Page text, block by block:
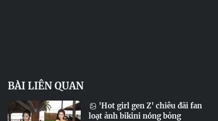
BÀI LIÊN QUAN
'Hot girl gen Z' chiêu đãi fan
loạt ảnh bikini nóng bỏng